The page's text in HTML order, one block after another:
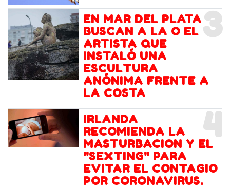
3
EN MAR DEL PLATA
BUSCAN A LA O EL
ARTISTA QUE
INSTALÓ UNA
ESCULTURA
ANÓNIMA FRENTE A
LA COSTA
4
IRLANDA
RECOMIENDA LA
MASTURBACION Y EL
"SEXTING" PARA
EVITAR EL CONTAGIO
POR CORONAVIRUS.